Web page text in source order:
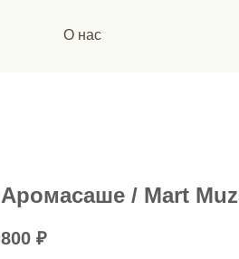
О нас
Аромасаше / Mart
800 ₽